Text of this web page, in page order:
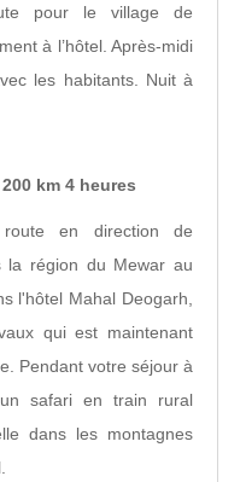
pour le village de
à l’hôtel. Après-midi
les habitants. Nuit à
km 4 heures
en direction de
la région du Mewar au
l'hôtel Mahal Deogarh,
qui est maintenant
Pendant votre séjour à
safari en train rural
dans les montagnes